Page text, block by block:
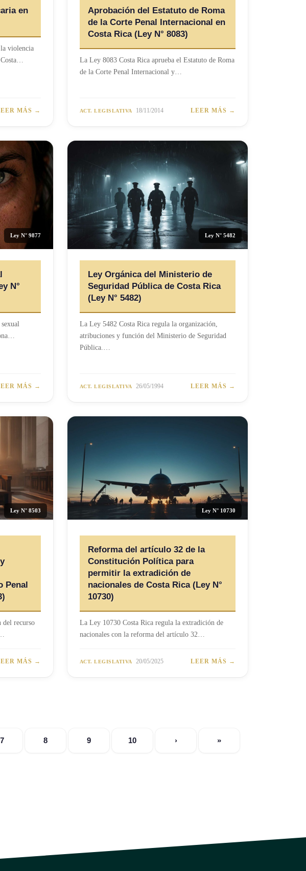
en
violencia
Costa…
MÁS →
Aprobación del Estatuto de Roma
de la Corte Penal Internacional en
Costa Rica (Ley N° 8083)
La Ley 8083 Costa Rica aprueba el Estatuto de Roma
de la Corte Penal Internacional y…
ACT. LEGISLATIVA 18/11/2014 LEER MÁS →
Ley N° 9877
N°
MÁS →
Ley N° 5482
Ley Orgánica del Ministerio de
Seguridad Pública de Costa Rica
(Ley N° 5482)
La Ley 5482 Costa Rica regula la organización,
atribuciones y función del Ministerio de Seguridad
Pública.…
ACT. LEGISLATIVA 26/05/1994 LEER MÁS →
Ley N° 8503
Penal
del recurso
MÁS →
Ley N° 10730
Reforma del artículo 32 de la
Constitución Política para
permitir la extradición de
nacionales de Costa Rica (Ley N°
10730)
La Ley 10730 Costa Rica regula la extradición de
nacionales con la reforma del artículo 32…
ACT. LEGISLATIVA 20/05/2025 LEER MÁS →
7 8 9 10 › »